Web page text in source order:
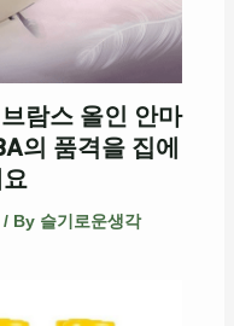
람스 올인 안마
의 품격을 집에
By 슬기로운생각